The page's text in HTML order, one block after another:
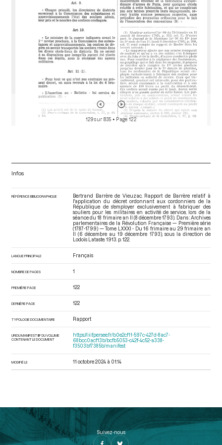
129 sur 835 • Page 122
Infos
RÉFÉRENCE BIBLIOGRAPHIQUE
Bertrand Barrère de Vieuzac. Rapport de Barrère relatif à
l'application du décret ordonnant aux cordonniers de la
République de s'employer exclusivement à fabriquer des
souliers pour les militaires en activité de service, lors de la
séance du 18 frimaire an II (8 décembre 1793). Dans : Archives
parlementaires de la Révolution Française — Première série
(1787-1799) — Tome LXXXI - Du 16 frimaire au 29 frimaire an
II (6 décembre au 19 décembre 1793), sous la direction de
Lodoïs Lataste. 1913. p. 122.
LANGUE PRINCIPALE Français
NOMBRE DE PAGES 1
PREMIÈRE PAGE 122
DERNIÈRE PAGE 122
TYPOLOGIE DOCUMENTAIRE Rapport
URI DU MANIFEST IIIF DU VOLUME
CONTENANT LE DOCUMENT
https://iiif.persee.fr/b0e2cf11-597c-427d-8ac7-
68bcc0acf13b/bcfb5053-c42f-4c52-a338-
f3503bf7385b/manifest
MODIFIÉ LE 11 octobre 2024 à 01:14
Suivez-nous